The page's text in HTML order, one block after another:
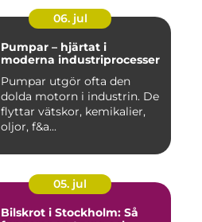
06. jul
Pumpar – hjärtat i
moderna industriprocesser
Pumpar utgör ofta den
dolda motorn i industrin. De
flyttar vätskor, kemikalier,
oljor, f&a...
05. jul
Bilskrot i Stockholm: Så